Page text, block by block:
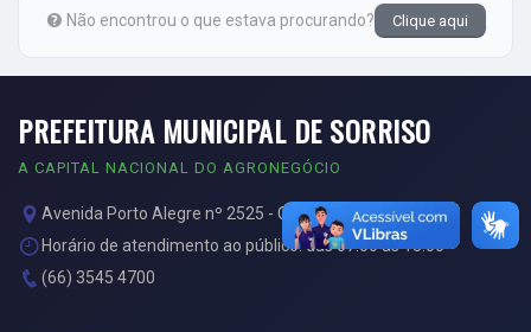
Não encontrou o que estava procurando? Clique aqui
PREFEITURA MUNICIPAL DE SORRISO
A CAPITAL NACIONAL DO AGRONEGÓCIO
Avenida Porto Alegre nº 2525 - Centro
Horário de atendimento ao público: das 07:00 às 13:00
(66) 3545 4700